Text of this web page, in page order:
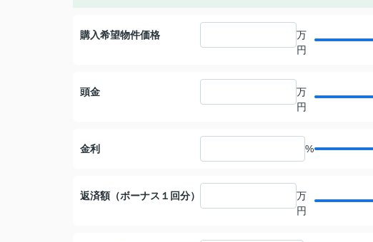
購入希望物件価格
万
円
頭金
万
円
金利 %
返済額（ボーナス１回分）
万
円